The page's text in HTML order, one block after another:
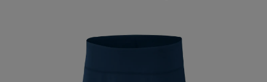
Bildergalerie überspringen